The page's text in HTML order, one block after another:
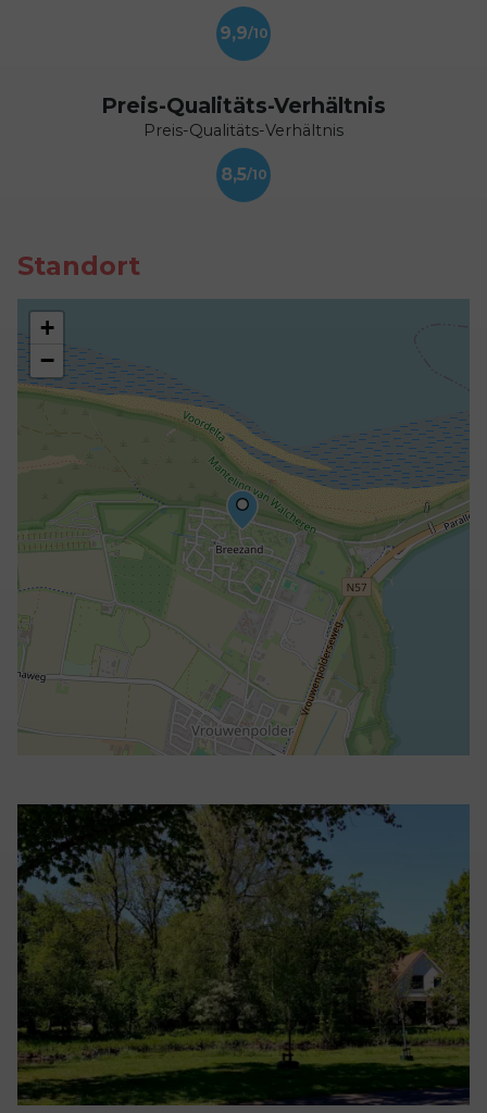
9,9
Preis-Qualitäts-Verhältnis
Preis-Qualitäts-Verhältnis
8,5
Standort
+
−